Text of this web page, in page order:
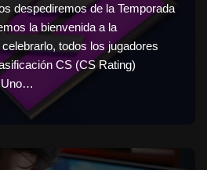
despediremos de la Temporada
la bienvenida a la
todos los jugadores
CS (CS Rating)
Uno…